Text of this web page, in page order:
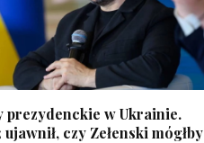
prezydenckie w Ukrainie.
ujawnił, czy Zełenski mógłby